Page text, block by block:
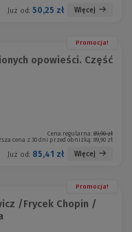
Już od: 50,25 zł Więcej
Promocja!
opowieści. Część
Cena regularna: 89,90 zł
cena z 30 dni przed obniżką:89,90 zł
Już od: 85,41 zł Więcej
Promocja!
/Frycek Chopin /